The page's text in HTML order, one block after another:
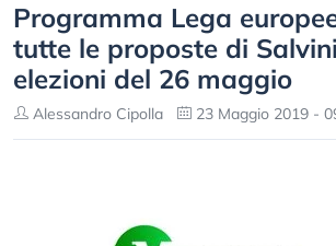
Programma Lega
tutte le proposte di
elezioni del 26 maggio
Alessandro Cipolla 23 Maggio 2019 -